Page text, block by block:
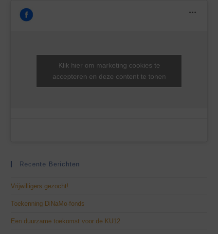
Klik hier om marketing cookies te
accepteren en deze content te tonen
Recente Berichten
Vrijwilligers gezocht!
Toekenning DiNaMo-fonds
Een duurzame toekomst voor de KU12